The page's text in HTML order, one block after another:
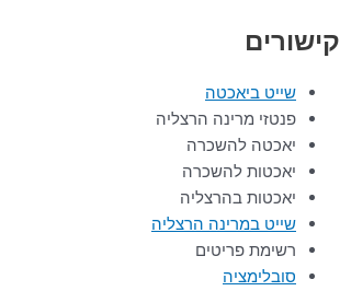
קישורים
שייט ביאכטה
פנטזי מרינה הרצליה
יאכטה להשכרה
יאכטות להשכרה
יאכטות בהרצליה
שייט במרינה הרצליה
רשימת פריטים
סובלימציה